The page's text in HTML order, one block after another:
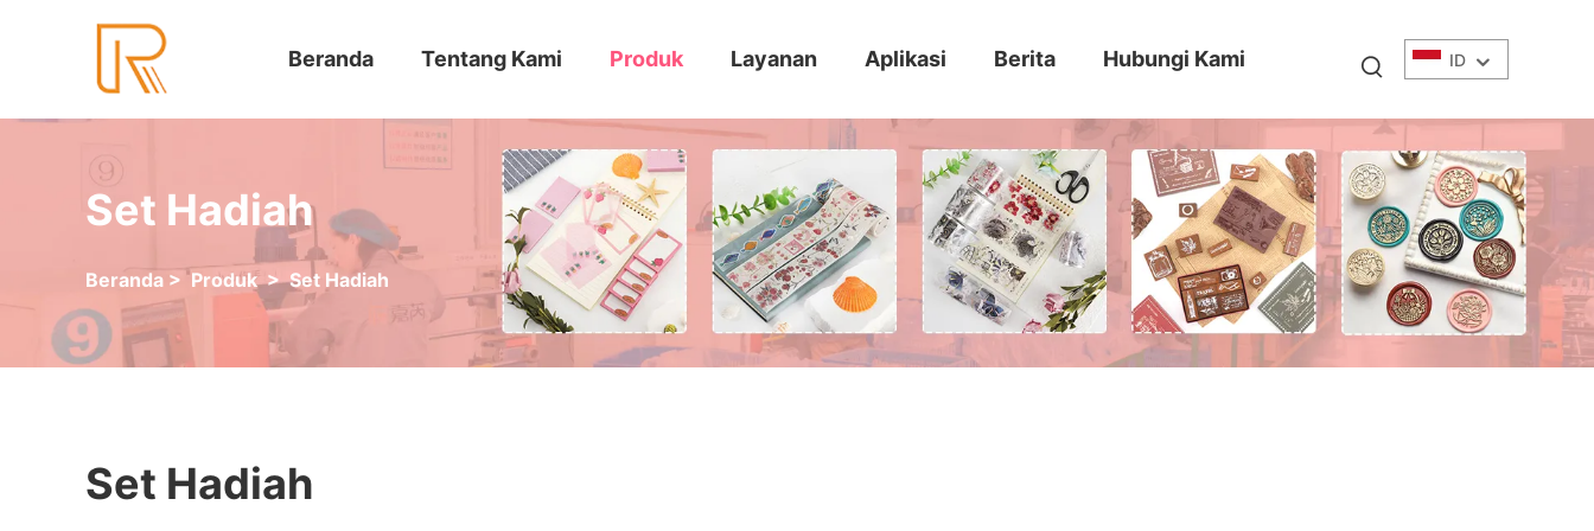
Beranda Tentang Kami Produk Layanan Aplikasi Berita Hubungi Kami ID
Set Hadiah
Beranda >Produk>Set Hadiah
Set Hadiah